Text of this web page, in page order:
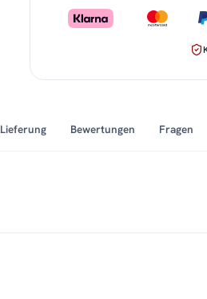
Lieferung Bewertungen Fragen